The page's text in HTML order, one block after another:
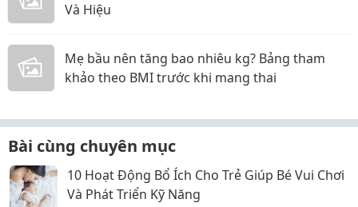
Và Hiệu
Mẹ bầu nên tăng bao nhiêu kg? Bảng tham
khảo theo BMI trước khi mang thai
Bài cùng chuyên mục
10 Hoạt Động Bổ Ích Cho Trẻ Giúp Bé Vui Chơi
Và Phát Triển Kỹ Năng